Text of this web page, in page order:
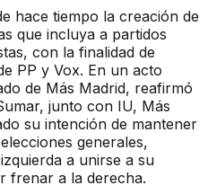
hace tiempo la creación de
que incluya a partidos
con la finalidad de
PP y Vox. En un acto
de Más Madrid, reafirmó
junto con IU, Más
su intención de mantener
generales,
a unirse a su
frenar a la derecha.